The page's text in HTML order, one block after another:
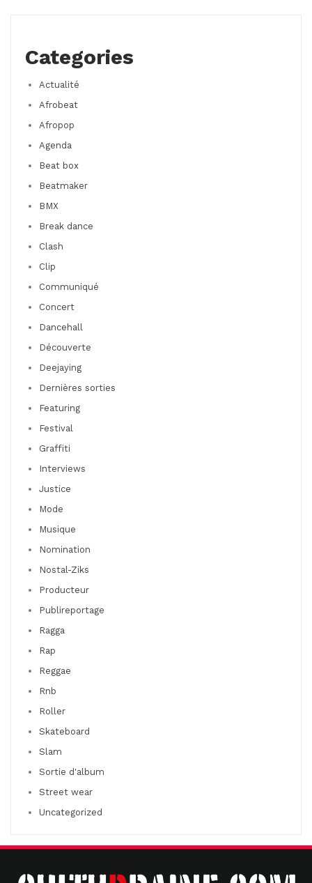
Categories
Actualité
Afrobeat
Afropop
Agenda
Beat box
Beatmaker
BMX
Break dance
Clash
Clip
Communiqué
Concert
Dancehall
Découverte
Deejaying
Dernières sorties
Featuring
Festival
Graffiti
Interviews
Justice
Mode
Musique
Nomination
Nostal-Ziks
Producteur
Publireportage
Ragga
Rap
Reggae
Rnb
Roller
Skateboard
Slam
Sortie d'album
Street wear
Uncategorized